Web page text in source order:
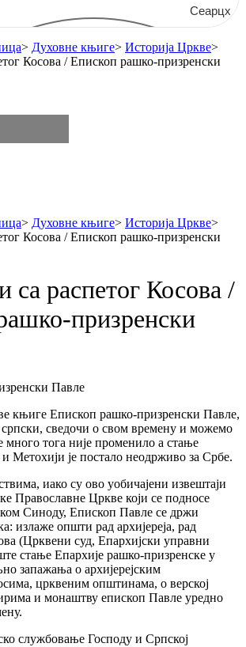
Сеарцх
> Духовне књиге> Историја Цркве>
Косова / Епископ рашко-призренски
> Духовне књиге> Историја Цркве>
Косова / Епископ рашко-призренски
са распетог Косова /
призренски
Павле
књиге Епископ рашко-призренски Павле,
сведочи о свом времену и можемо
много тога није променило а стање
Метохији је постало неодрживо за Србе.
иако су ово уобичајени извештаји
Православне Цркве који се подносе
Синоду, Епископ Павле се држи
излаже општи рад архијереја, рад
(Црквени суд, Епархијски управни
стање Епархије рашко-призренске у
запажања о архијерејским
црквеним општинама, о верској
и монаштву епископ Павле уредно
службовање Господу и Српској